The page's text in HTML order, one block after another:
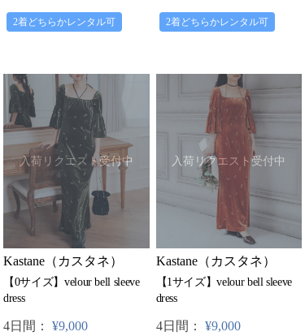
2着どちらかレンタル可 2着どちらかレンタル可
入荷リクエスト受付中
Kastane（カスタネ）
【0サイズ】velour bell sleeve
dress
4日間： ¥9,000
入荷リクエスト受付中
Kastane（カスタネ）
【1サイズ】velour bell sleeve
dress
4日間： ¥9,000